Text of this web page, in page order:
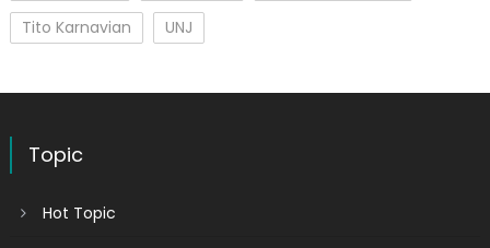
Tito Karnavian
UNJ
Topic
Hot Topic